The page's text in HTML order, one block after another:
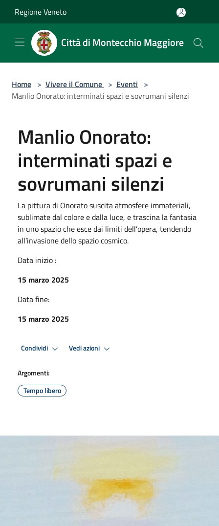
Regione Veneto
Città di Montecchio Maggiore
Home > Vivere il Comune > Eventi >
Manlio Onorato: interminati spazi e sovrumani silenzi
Manlio Onorato:
interminati spazi e
sovrumani silenzi
La pittura di Onorato suscita atmosfere immateriali,
sublimate dal colore e dalla luce, e trascina la fantasia
in uno spazio che esce dai limiti dell’opera, tendendo
all’invasione dello spazio cosmico.
Data inizio :
15 marzo 2025
Data fine:
15 marzo 2025
Condividi Vedi azioni
Argomenti:
Tempo libero